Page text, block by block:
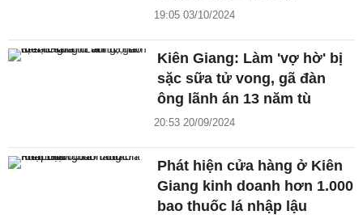
19:05 03/10/2024
Kiên Giang: Làm 'vợ hờ' bị
sặc sữa tử vong, gã đàn
ông lãnh án 13 năm tù
20:53 20/09/2024
Phát hiện cửa hàng ở Kiên
Giang kinh doanh hơn 1.000
bao thuốc lá nhập lậu